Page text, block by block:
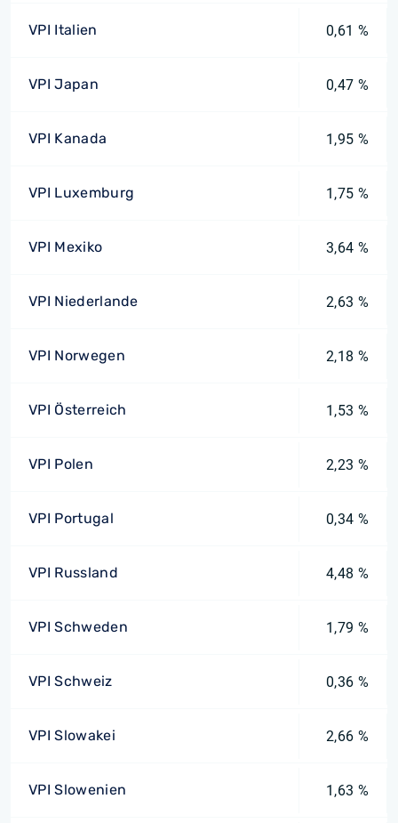
VPI Italien 0,61 %
VPI Japan 0,47 %
VPI Kanada 1,95 %
VPI Luxemburg 1,75 %
VPI Mexiko 3,64 %
VPI Niederlande 2,63 %
VPI Norwegen 2,18 %
VPI Österreich 1,53 %
VPI Polen 2,23 %
VPI Portugal 0,34 %
VPI Russland 4,48 %
VPI Schweden 1,79 %
VPI Schweiz 0,36 %
VPI Slowakei 2,66 %
VPI Slowenien 1,63 %